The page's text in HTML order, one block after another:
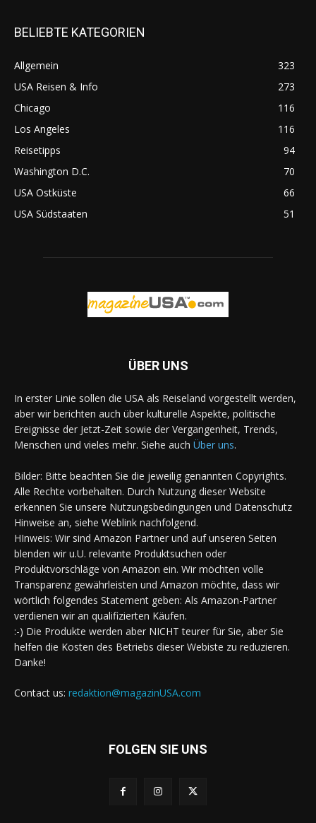
BELIEBTE KATEGORIEN
Allgemein
323
USA Reisen & Info
273
Chicago
116
Los Angeles
116
Reisetipps
94
Washington D.C.
70
USA Ostküste
66
USA Südstaaten
51
ÜBER UNS
In erster Linie sollen die USA als Reiseland vorgestellt werden,
aber wir berichten auch über kulturelle Aspekte, politische
Ereignisse der Jetzt-Zeit sowie der Vergangenheit, Trends,
Menschen und vieles mehr. Siehe auch Über uns.
Bilder: Bitte beachten Sie die jeweilig genannten Copyrights.
Alle Rechte vorbehalten. Durch Nutzung dieser Website
erkennen Sie unsere Nutzungsbedingungen und Datenschutz
Hinweise an, siehe Weblink nachfolgend.
HInweis: Wir sind Amazon Partner und auf unseren Seiten
blenden wir u.U. relevante Produktsuchen oder
Produktvorschläge von Amazon ein. Wir möchten volle
Transparenz gewährleisten und Amazon möchte, dass wir
wörtlich folgendes Statement geben: Als Amazon-Partner
verdienen wir an qualifizierten Käufen.
:-) Die Produkte werden aber NICHT teurer für Sie, aber Sie
helfen die Kosten des Betriebs dieser Webiste zu reduzieren.
Danke!
Contact us: redaktion@magazinUSA.com
FOLGEN SIE UNS